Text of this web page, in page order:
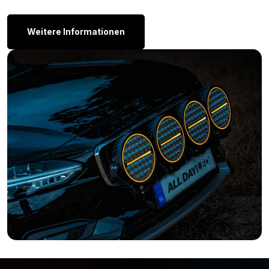
hauptsächlich auf neuere Automodelle zu, LKWs sind davon oft
ausgenommen. Auch zusätzliche Lampen wie Fernscheinwerfer
oder Skylights sind vom CAN-Bus-System ausgeschlossen.
Andere Farben:
Sind Sie auf der Suche nach einer T4W LED Lampe, aber die
BA9S LED Lampe blau für 24 Volt ist nicht die Farbe, die Sie
suchen? Beachten Sie, dass die LED Lampe mit
Bajonettanschluss auch in den folgenden Farben erhältlich ist:
Ambergelb
Grün
Rot
Weiß
Warum hat die BA9S LED Lampe kein E-
Weitere Informationen